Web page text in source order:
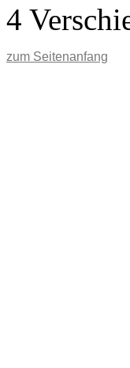
4
zum Seitenanfang